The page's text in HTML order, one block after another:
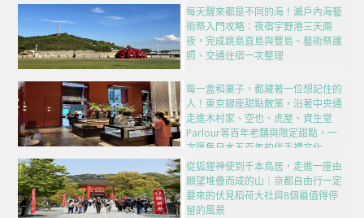
每天醒來都是不同的海！瀨戶內海藝
術祭入門攻略：夜宿宇野港三天兩
夜，完成跳島直島與豐島、藝術祭護
照、交通住宿一次整理
每一盒和菓子，都藏著一位想記住的
人！東京銀座甜點散策，沿著中央通
走進木村家、空也、虎屋、資生堂
Parlour等百年老舖與限定甜點，一
次匯集日本五百年的伴手禮文化
從狐狸神使到千本鳥居，走進一座由
願望堆疊而成的山｜京都自由行一定
要來的伏見稻荷大社與8個最值得停
留的風景